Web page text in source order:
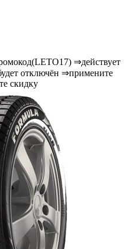
⇒действует
отключён ⇒примените
скидку